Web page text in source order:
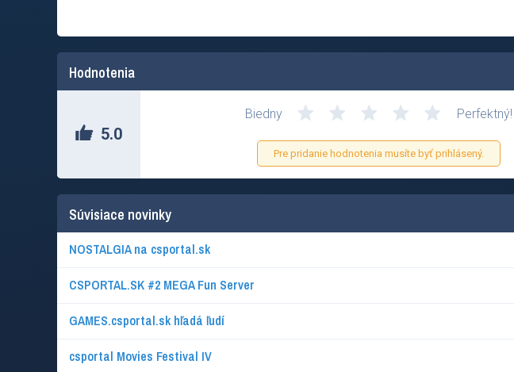
Hodnotenia
5.0
Biedny Perfektný!
Pre pridanie hodnotenia musíte byť prihlásený.
Súvisiace novinky
NOSTALGIA na csportal.sk
CSPORTAL.SK #2 MEGA Fun Server
GAMES.csportal.sk hľadá ľudí
csportal Movies Festival IV